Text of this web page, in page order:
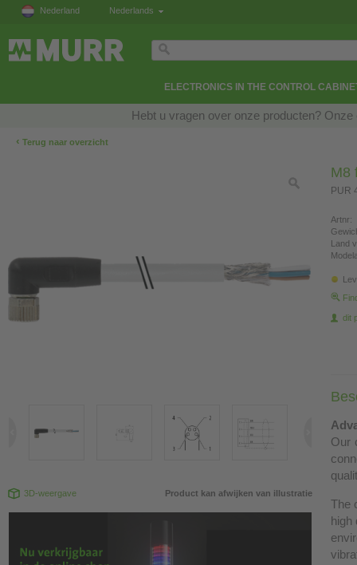
Nederland Nederlands
ELECTRONICS IN THE CONTROL
Hebt u vragen over onze producten?
‹ Terug naar overzicht
3D-weergave Product kan afwijken van illustratie
M8
PUR
Artnr:
Land
dit
Our
The
high